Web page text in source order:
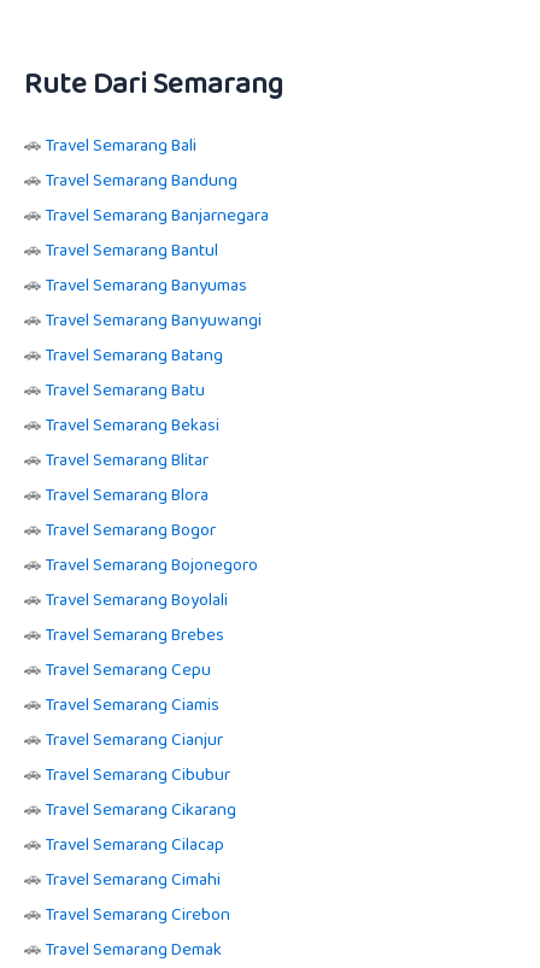
Rute Dari Semarang
🚗Travel Semarang Bali
🚗Travel Semarang Bandung
🚗Travel Semarang Banjarnegara
🚗Travel Semarang Bantul
🚗Travel Semarang Banyumas
🚗Travel Semarang Banyuwangi
🚗Travel Semarang Batang
🚗Travel Semarang Batu
🚗Travel Semarang Bekasi
🚗Travel Semarang Blitar
🚗Travel Semarang Blora
🚗Travel Semarang Bogor
🚗Travel Semarang Bojonegoro
🚗Travel Semarang Boyolali
🚗Travel Semarang Brebes
🚗Travel Semarang Cepu
🚗Travel Semarang Ciamis
🚗Travel Semarang Cianjur
🚗Travel Semarang Cibubur
🚗Travel Semarang Cikarang
🚗Travel Semarang Cilacap
🚗Travel Semarang Cimahi
🚗Travel Semarang Cirebon
🚗Travel Semarang Demak